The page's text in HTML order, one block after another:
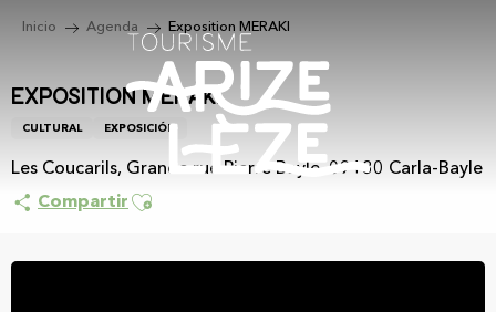
principal
Inicio Agenda Exposition MERAKI
Exposition MERAKI
CULTURAL EXPOSICIÓN
Les Coucarils, Grande rue Pierre Bayle, 09130 Carla-Bayle
Compartir Ajouter aux favoris